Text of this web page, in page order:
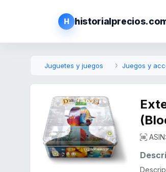
H
Juguetes y juegos Juegos y